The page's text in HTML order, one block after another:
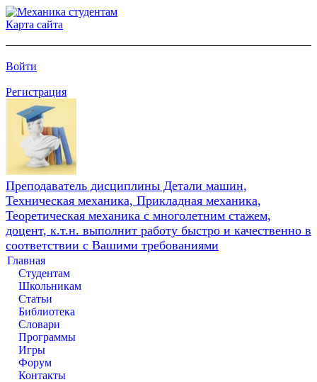
Карта сайта
Войти
Регистрация
Преподаватель дисциплины Детали машин,
Техническая механика, Прикладная механика,
Теоретическая механика с многолетним стажем,
доцент, к.т.н. выполнит работу быстро и качественно в
соответствии с Вашими требованиями
Главная
Студентам
Школьникам
Статьи
Библиотека
Словари
Программы
Игры
Форум
Контакты